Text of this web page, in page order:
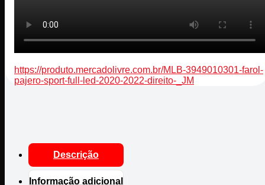
https://produto.mercadolivre.com.br/MLB-3949010301-farol-
pajero-sport-full-led-2020-2022-direito-_JM
Descrição
Informação adicional